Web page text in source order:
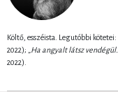
Költő, esszéista. Legutóbbi kötetei:
2022);
„Ha angyalt látsz
2022).